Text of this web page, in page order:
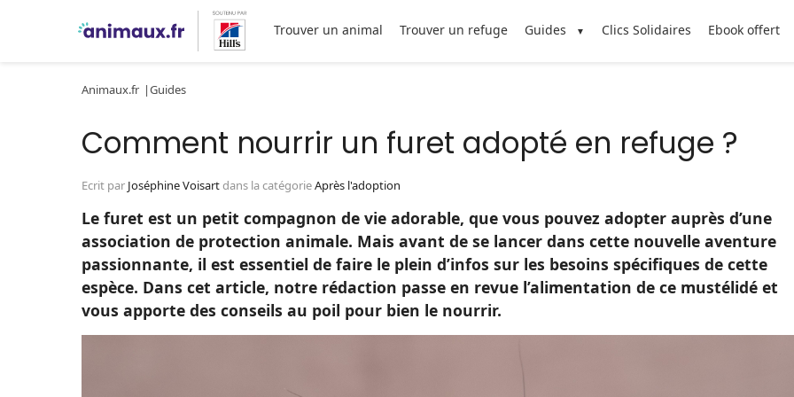
Trouver un animal Trouver un refuge Guides Clics Solidaires Ebook offert
Animaux.fr Guides
Comment nourrir un furet adopté en refuge ?
Ecrit par Joséphine Voisartdans la catégorieAprès l'adoption
Le furet est un petit compagnon de vie adorable, que vous pouvez adopter auprès d’une
association de protection animale. Mais avant de se lancer dans cette nouvelle aventure
passionnante, il est essentiel de faire le plein d’infos sur les besoins spécifiques de cette
espèce. Dans cet article, notre rédaction passe en revue l’alimentation de ce mustélidé et
vous apporte des conseils au poil pour bien le nourrir.